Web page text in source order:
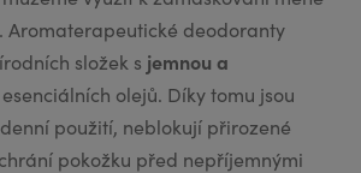
Aromaterapeutické deodoranty
složek s jemnou a
esenciálních olejů. Díky tomu jsou
použití, neblokují přirozené
pokožku před nepříjemnými